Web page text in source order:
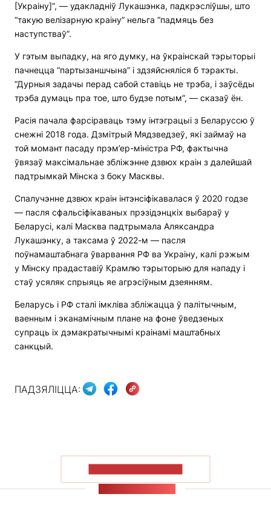
[Украіну]”, — удакладніў Лукашэнка, падкрэсліўшы, што
“такую велізарную краіну” нельга “падмяць без
наступстваў”.
У гэтым выпадку, на яго думку, на ўкраінскай тэрыторыі
пачнецца “партызаншчына” і здзяйсняліся б тэракты.
“Дурныя задачы перад сабой ставіць не трэба, і заўсёды
трэба думаць пра тое, што будзе потым”, — сказаў ён.
Расія пачала фарсіраваць тэму інтэграцыі з Беларуссю ў
снежні 2018 года. Дзмітрый Мядзведзеў, які займаў на
той момант пасаду прэм’ер-міністра РФ, фактычна
ўвязаў максімальнае збліжэнне дзвюх краін з далейшай
падтрымкай Мінска з боку Масквы.
Спалучэнне дзвюх краін інтэнсіфікавалася ў 2020 годзе
— пасля сфальсіфікаваных прэзідэнцкіх выбараў у
Беларусі, калі Масква падтрымала Аляксандра
Лукашэнку, а таксама ў 2022-м — пасля
поўнамаштабнага ўварвання РФ ва Украіну, калі рэжым
у Мінску прадаставіў Крамлю тэрыторыю для нападу і
стаў усяляк спрыяць яе агрэсіўным дзеянням.
Беларусь і РФ сталі імкліва збліжацца ў палітычным,
ваенным і эканамічным плане на фоне ўведзеных
супраць іх дэмакратычнымі краінамі маштабных
санкцый.
ПАДЗЯЛІЦЦА: